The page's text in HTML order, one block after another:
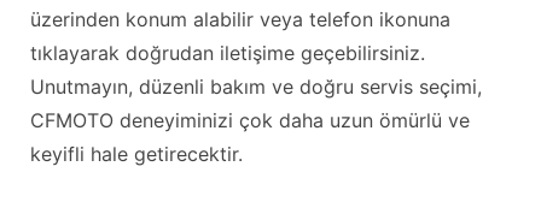
üzerinden konum alabilir veya telefon ikonuna
tıklayarak doğrudan iletişime geçebilirsiniz.
Unutmayın, düzenli bakım ve doğru servis seçimi,
CFMOTO deneyiminizi çok daha uzun ömürlü ve
keyifli hale getirecektir.